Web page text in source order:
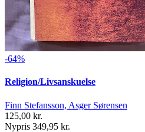
-64%
Religion/Livsanskuelse
Finn Stefansson, Asger Sørensen
125,00 kr.
Nypris 349,95 kr.